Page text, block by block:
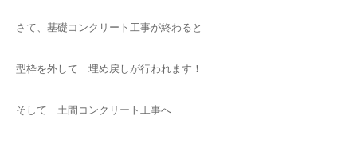
さて、基礎コンクリート工事が終わると
型枠を外して 埋め戻しが行われます！
そして 土間コンクリート工事へ